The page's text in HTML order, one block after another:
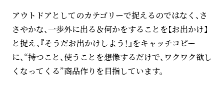
アウトドアとしてのカテゴリーで捉えるのではなく、さ
さやかな、一歩外に出る＆何かをすることを【お出かけ】
と捉え、『そうだお出かけしよう！』をキャッチコピー
に、“持つこと、使うことを想像するだけで、ワクワク欲し
くなってくる”商品作りを目指しています。